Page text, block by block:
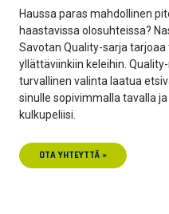
Haussa paras mahdollinen
haastavissa olosuhteissa?
Savotan Quality-sarja
yllättäviinkiin keleihin.
turvallinen valinta laatua
sinulle sopivimmalla tavalla
kulkupeliisi.
OTA YHTEYTTÄ »